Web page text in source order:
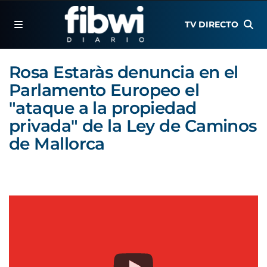
TV DIRECTO
Rosa Estaràs denuncia en el
Parlamento Europeo el
"ataque a la propiedad
privada" de la Ley de Caminos
de Mallorca